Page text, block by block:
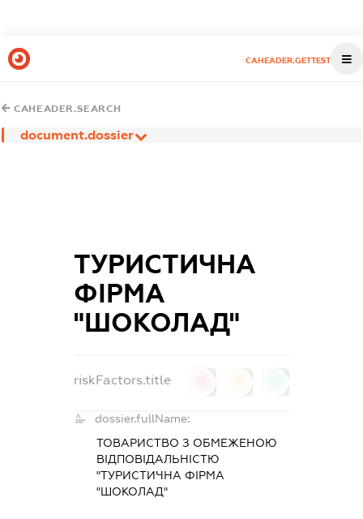
CAHEADER.GETTEST
CAHEADER.SEARCH
document.dossier
ТУРИСТИЧНА
ФІРМА
"ШОКОЛАД"
riskFactors.title
dossier.fullName:
ТОВАРИСТВО З ОБМЕЖЕНОЮ
ВІДПОВІДАЛЬНІСТЮ
"ТУРИСТИЧНА ФІРМА
"ШОКОЛАД"